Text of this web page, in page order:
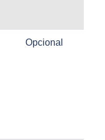
Opcional